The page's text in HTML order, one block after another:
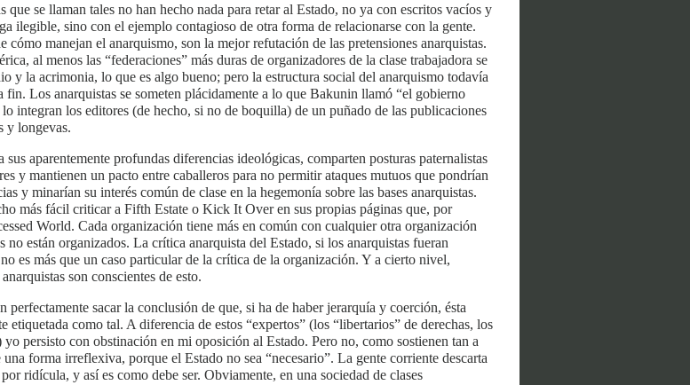
que se llaman tales no han hecho nada para retar al Estado, no ya con escritos vacíos y
ilegible, sino con el ejemplo contagioso de otra forma de relacionarse con la gente.
cómo manejan el anarquismo, son la mejor refutación de las pretensiones anarquistas.
al menos las “federaciones” más duras de organizadores de la clase trabajadora se
y la acrimonia, lo que es algo bueno; pero la estructura social del anarquismo todavía
fin. Los anarquistas se someten plácidamente a lo que Bakunin llamó “el gobierno
integran los editores (de hecho, si no de boquilla) de un puñado de las publicaciones
y longevas.
sus aparentemente profundas diferencias ideológicas, comparten posturas paternalistas
y mantienen un pacto entre caballeros para no permitir ataques mutuos que pondrían
y minarían su interés común de clase en la hegemonía sobre las bases anarquistas.
más fácil criticar a Fifth Estate o Kick It Over en sus propias páginas que, por
World. Cada organización tiene más en común con cualquier otra organización
no están organizados. La crítica anarquista del Estado, si los anarquistas fueran
es más que un caso particular de la crítica de la organización. Y a cierto nivel,
son conscientes de esto.
perfectamente sacar la conclusión de que, si ha de haber jerarquía y coerción, ésta
etiquetada como tal. A diferencia de estos “expertos” (los “libertarios” de derechas, los
persisto con obstinación en mi oposición al Estado. Pero no, como sostienen tan a
forma irreflexiva, porque el Estado no sea “necesario”. La gente corriente descarta
ridícula, y así es como debe ser. Obviamente, en una sociedad de clases